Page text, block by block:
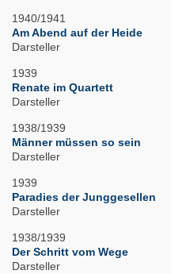
1940/1941
Am Abend auf der Heide
Darsteller
1939
Renate im Quartett
Darsteller
1938/1939
Männer müssen so sein
Darsteller
1939
Paradies der Junggesellen
Darsteller
1938/1939
Der Schritt vom Wege
Darsteller